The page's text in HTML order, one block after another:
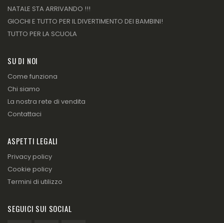
NATALE STA ARRIVANDO !!!
GIOCHI E TUTTO PER IL DIVERTIMENTO DEI BAMBINI!
TUTTO PER LA SCUOLA
SU DI NOI
Come funziona
Chi siamo
La nostra rete di vendita
Contattaci
ASPETTI LEGALI
Privacy policy
Cookie policy
Termini di utilizzo
SEGUICI SUI SOCIAL